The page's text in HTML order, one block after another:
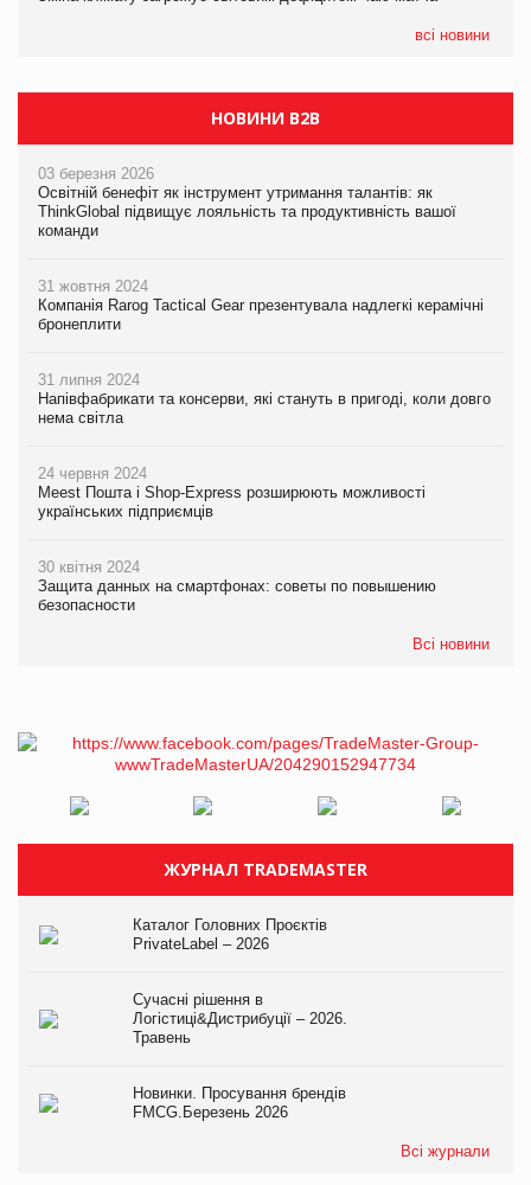
всі новини
EVA.UA запустила кампанію «Хто б знав» про асортимент,
НОВИНИ B2B
03 березня 2026
Освітній бенефіт як інструмент утримання талантів: як
ThinkGlobal підвищує лояльність та продуктивність вашої
команди
31 жовтня 2024
Компанія Rarog Tactical Gear презентувала надлегкі керамічні
бронеплити
31 липня 2024
Напівфабрикати та консерви, які стануть в пригоді, коли довго
нема світла
24 червня 2024
Meest Пошта і Shop-Express розширюють можливості
українських підприємців
30 квітня 2024
Защита данных на смартфонах: советы по повышению
безопасности
Всі новини
ЖУРНАЛ TRADEMASTER
Каталог Головних Проєктів
PrivateLabel – 2026
Сучасні рішення в
Логістиці&Дистрибуції – 2026.
Травень
Новинки. Просування брендів
FMCG.Березень 2026
Всі журнали